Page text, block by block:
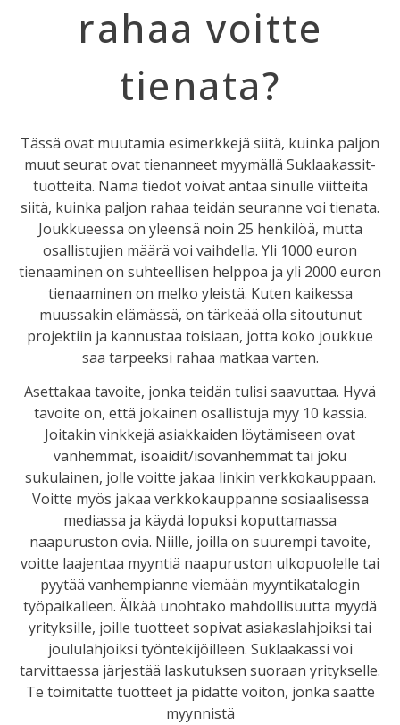
rahaa voitte
tienata?
Tässä ovat muutamia esimerkkejä siitä, kuinka paljon
muut seurat ovat tienanneet myymällä Suklaakassit-
tuotteita. Nämä tiedot voivat antaa sinulle viitteitä
siitä, kuinka paljon rahaa teidän seuranne voi tienata.
Joukkueessa on yleensä noin 25 henkilöä, mutta
osallistujien määrä voi vaihdella. Yli 1000 euron
tienaaminen on suhteellisen helppoa ja yli 2000 euron
tienaaminen on melko yleistä. Kuten kaikessa
muussakin elämässä, on tärkeää olla sitoutunut
projektiin ja kannustaa toisiaan, jotta koko joukkue
saa tarpeeksi rahaa matkaa varten.
Asettakaa tavoite, jonka teidän tulisi saavuttaa. Hyvä
tavoite on, että jokainen osallistuja myy 10 kassia.
Joitakin vinkkejä asiakkaiden löytämiseen ovat
vanhemmat, isoäidit/isovanhemmat tai joku
sukulainen, jolle voitte jakaa linkin verkkokauppaan.
Voitte myös jakaa verkkokauppanne sosiaalisessa
mediassa ja käydä lopuksi koputtamassa
naapuruston ovia. Niille, joilla on suurempi tavoite,
voitte laajentaa myyntiä naapuruston ulkopuolelle tai
pyytää vanhempianne viemään myyntikatalogin
työpaikalleen. Älkää unohtako mahdollisuutta myydä
yrityksille, joille tuotteet sopivat asiakaslahjoiksi tai
joululahjoiksi työntekijöilleen. Suklaakassi voi
tarvittaessa järjestää laskutuksen suoraan yritykselle.
Te toimitatte tuotteet ja pidätte voiton, jonka saatte
myynnistä